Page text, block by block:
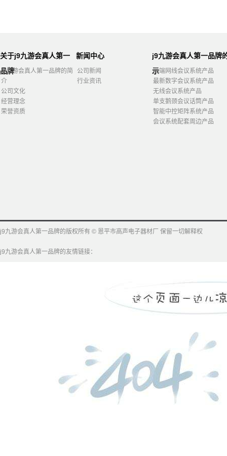
关于j9九游会真人第一
品牌
j9九游会真人第一品牌的简
介
公司文化
经营理念
荣誉资质
新闻中心
公司新闻
行业资讯
j9九游会真人第一品牌
示
高端网线会议系统产品
最新数字会议系统产品
无线会议系统产品
单支鹅颈会议话筒产品
智能中控矩阵系统产品
会议系统配套周边产品
j9九游会真人第一品牌的版权所有 © 恩平市高声电子器材厂 保留一切解释权
j9九游会真人第一品牌的友情链接：